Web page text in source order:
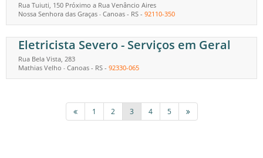
Rua Tuiuti, 150 Próximo a Rua Venâncio Aires
Nossa Senhora das Graças - Canoas - RS - 92110-350
Eletricista Severo - Serviços em Geral
Rua Bela Vista, 283
Mathias Velho - Canoas - RS - 92330-065
1 2 3 4 5